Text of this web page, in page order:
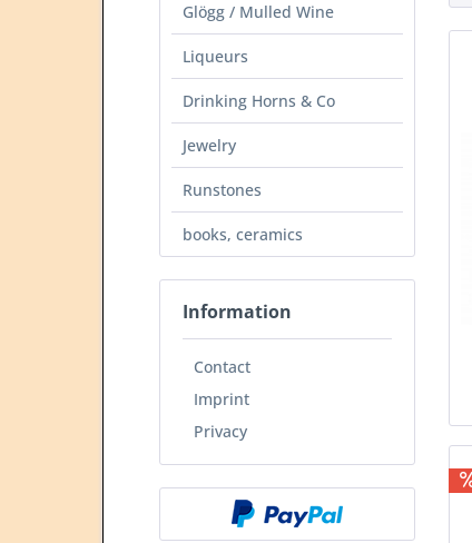
Glögg / Mulled Wine
Liqueurs
Drinking Horns & Co
Jewelry
Runstones
books, ceramics
Information
Contact
Imprint
Privacy